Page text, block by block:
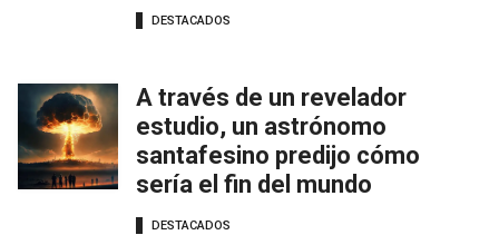
DESTACADOS
A través de un revelador
estudio, un astrónomo
santafesino predijo cómo
sería el fin del mundo
DESTACADOS